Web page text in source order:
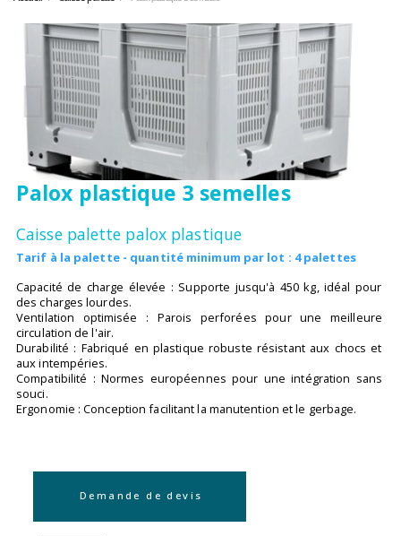
Palox plastique 3 semelles
Caisse palette palox plastique
Tarif à la palette - quantité minimum par lot : 4 palettes
Capacité de charge élevée : Supporte jusqu'à 450 kg, idéal pour
des charges lourdes.
Ventilation optimisée : Parois perforées pour une meilleure
circulation de l'air.
Durabilité : Fabriqué en plastique robuste résistant aux chocs et
aux intempéries.
Compatibilité : Normes européennes pour une intégration sans
souci.
Ergonomie : Conception facilitant la manutention et le gerbage.
Demande de devis